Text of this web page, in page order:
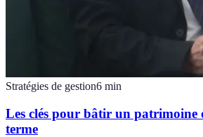
Stratégies de gestion6 min
Les clés pour bâtir un patrimoine
terme